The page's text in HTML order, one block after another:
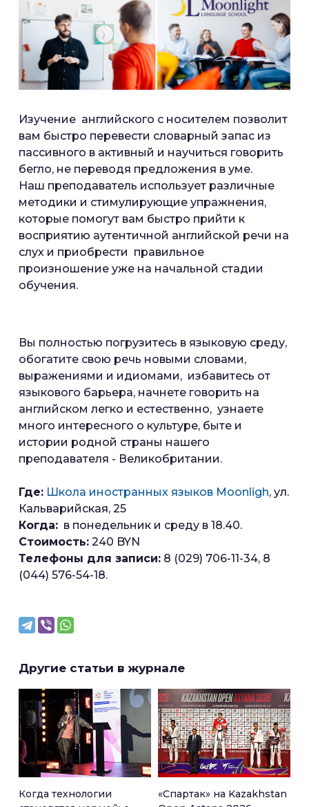
Изучение английского с носителем позволит
вам быстро перевести словарный запас из
пассивного в активный и научиться говорить
бегло, не переводя предложения в уме.
Наш преподаватель использует различные
методики и стимулирующие упражнения,
которые помогут вам быстро прийти к
восприятию аутентичной английской речи на
слух и приобрести правильное
произношение уже на начальной стадии
обучения.
Вы полностью погрузитесь в языковую среду,
обогатите свою речь новыми словами,
выражениями и идиомами, избавитесь от
языкового барьера, начнете говорить на
английском легко и естественно, узнаете
много интересного о культуре, быте и
истории родной страны нашего
преподавателя - Великобритании.
Где: Школа иностранных языков Moonligh, ул.
Кальварийская, 25
Когда: в понедельник и среду в 18.40.
Стоимость: 240 BYN
Телефоны для записи: 8 (029) 706-11-34, 8
(044) 576-54-18.
Другие статьи в журнале
Когда технологии
«Спартак» на Kazakhstan